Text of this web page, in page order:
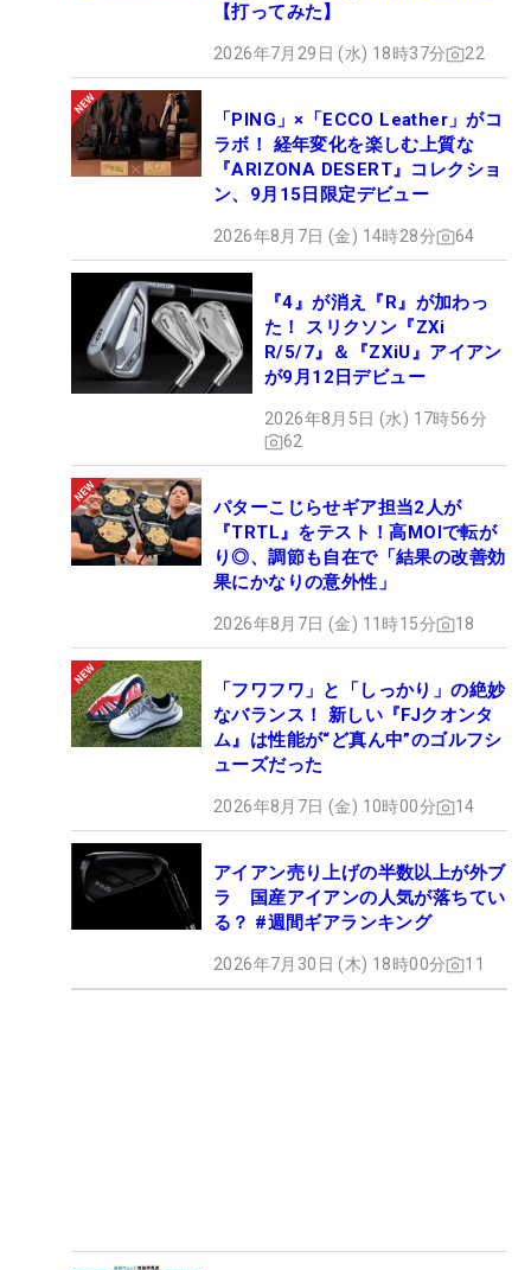
【打ってみた】
2026年7月29日 (水) 18時37分 22
「PING」×「ECCO Leather」がコ
ラボ！ 経年変化を楽しむ上質な
『ARIZONA DESERT』コレクショ
ン、9月15日限定デビュー
2026年8月7日 (金) 14時28分 64
『4』が消え『R』が加わっ
た！ スリクソン『ZXi
R/5/7』＆『ZXiU』アイアン
が9月12日デビュー
2026年8月5日 (水) 17時56分
62
パターこじらせギア担当2人が
『TRTL』をテスト！高MOIで転が
り◎、調節も自在で「結果の改善効
果にかなりの意外性」
2026年8月7日 (金) 11時15分 18
「フワフワ」と「しっかり」の絶妙
なバランス！ 新しい『FJクオンタ
ム』は性能が“ど真ん中”のゴルフシ
ューズだった
2026年8月7日 (金) 10時00分 14
アイアン売り上げの半数以上が外ブ
ラ 国産アイアンの人気が落ちてい
る？ #週間ギアランキング
2026年7月30日 (木) 18時00分 11